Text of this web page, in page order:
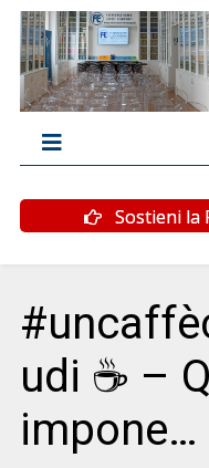
Sostieni la
udi ☕ –
impone…